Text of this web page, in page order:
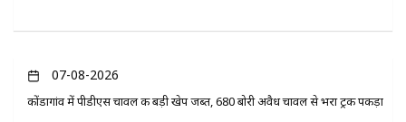
07-08-2026
कोंडागांव में पीडीएस चावल की बड़ी खेप जब्त, 680 बोरी अवैध चावल से भरा ट्रक पकड़ा